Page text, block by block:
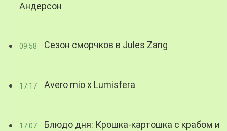
Андерсон
09:58 Сезон сморчков в Jules Zang
17:17 Avero mio x Lumisfera
17:07
Блюдо дня: Крошка-картошка с крабом и